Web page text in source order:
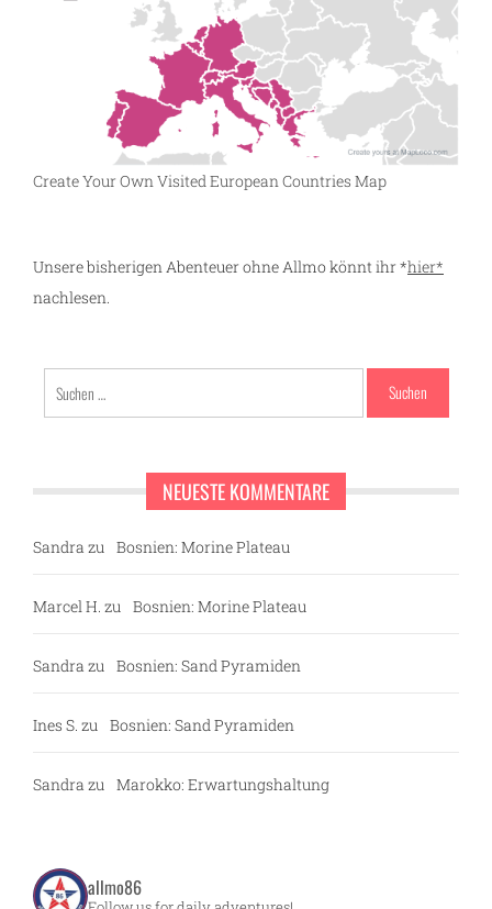
Create Your Own Visited European Countries Map
Unsere bisherigen Abenteuer ohne Allmo könnt ihr *hier*
nachlesen.
nach:
NEUESTE KOMMENTARE
Sandra zu Bosnien: Morine Plateau
Marcel H. zu Bosnien: Morine Plateau
Sandra zu Bosnien: Sand Pyramiden
Ines S. zu Bosnien: Sand Pyramiden
Sandra zu Marokko: Erwartungshaltung
allmo86